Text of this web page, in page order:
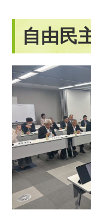
自由民